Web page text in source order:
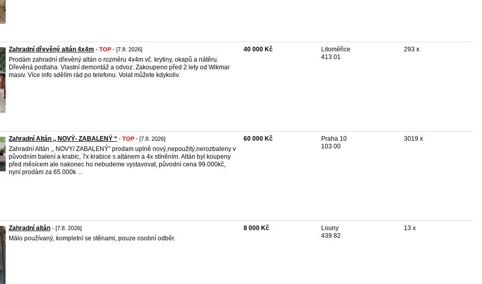
Zahradní dřevěný altán 4x4m - TOP - [7.8. 2026]
Prodám zahradní dřevěný altán o rozměru 4x4m vč. krytiny, okapů a nátěru.
Dřevěná podlaha. Vlastní demontáž a odvoz. Zakoupeno před 2 lety od Wikmar
masiv. Více info sdělím rád po telefonu. Volat můžete kdykoliv.
40 000 Kč
Litoměřice
413 01
293 x
Zahradní Altán ,, NOVÝ- ZABALENÝ “ - TOP - [7.8. 2026]
Zahradní Altán ,, NOVY/ ZABALENÝ” prodam uplně nový,nepoužitý,nerozbaleny v
původním balení a krabic, 7x krabice s altánem a 4x stíněním. Altán byl koupeny
před měsícem ale nakonec ho nebudeme vystavovat, původní cena 99.000kč,
nyní prodám za 65.000k ...
60 000 Kč
Praha 10
103 00
3019 x
Zahradní altán - [7.8. 2026]
Málo používaný, kompletní se stěnami, pouze osobní odběr.
8 000 Kč
Louny
439 82
13 x